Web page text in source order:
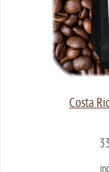
Costa